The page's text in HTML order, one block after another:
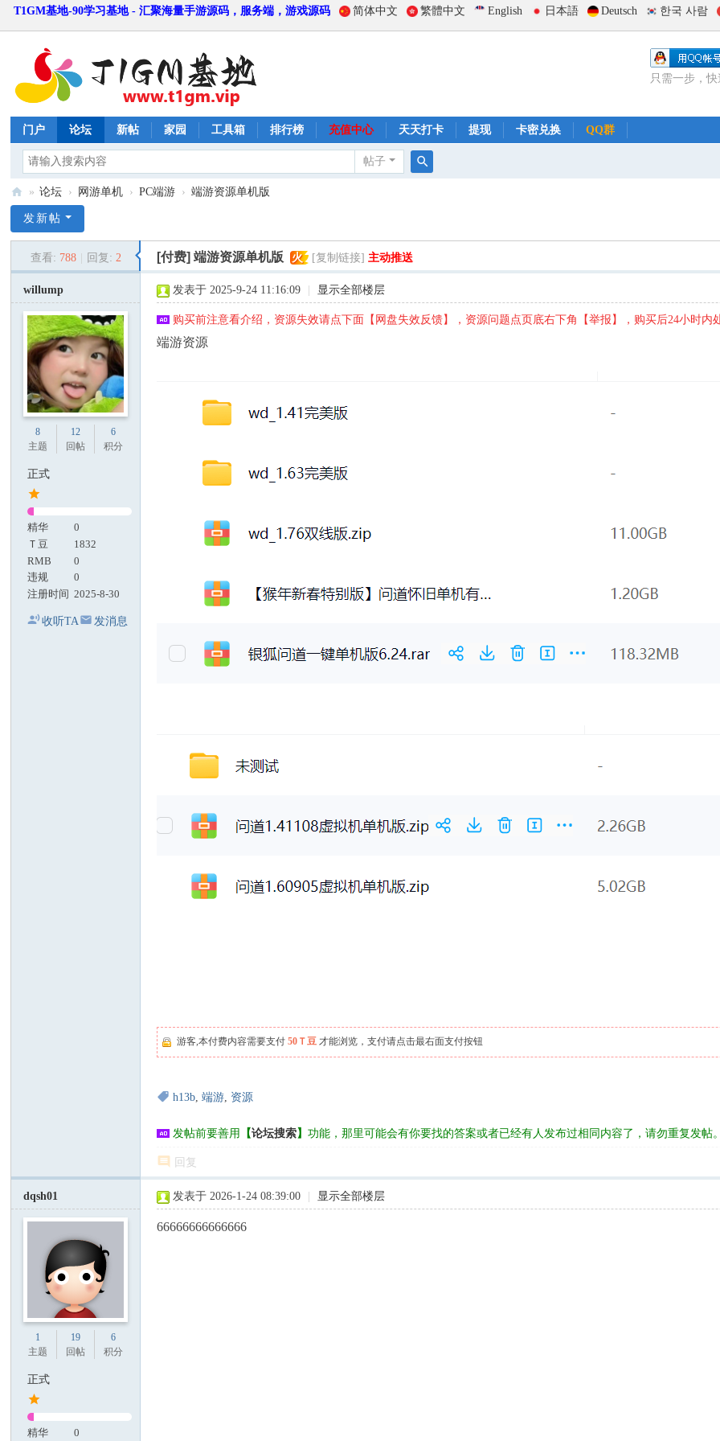
T1GM基地-90学习基地 - 汇聚海量手游源码，服务端，游戏源码 简体中文 繁體中文 English 日本語 Deutsch 한국 사람
只需一步，
门户 论坛 新帖 家园 工具箱 排行榜 充值中心 天天打卡 提现 卡密兑换 QQ群
帖子
1
» 论坛 › 网游单机 › PC端游 › 端游资源单机版
发新帖
查看: 788 回复: 2 [付费]端游资源单机版 火 [复制链接] 主动推送
willump
8
主题
12
回帖
6
积分
正式
精华
0
Ｔ豆
1832
RMB
0
违规
0
注册时间 2025-8-30
收听TA 发消息
发表于 2025-9-24 11:16:09 显示全部楼层
购买前注意看介绍，资源失效请点下面【网盘失效反馈】，资源问题点页底右下角【举报】，购买后24小时
端游资源
游客,本付费内容需要支付50Ｔ豆 才能浏览，支付请点击最右面支付按钮
h13b,端游, 资源
发帖前要善用 【论坛搜索】功能，那里可能会有你要找的答案或者已经有人发布过相同内容了，请勿重复发帖
回复
dqsh01
1
主题
19
回帖
6
积分
正式
精华 0
发表于 2026-1-24 08:39:00 显示全部楼层
66666666666666